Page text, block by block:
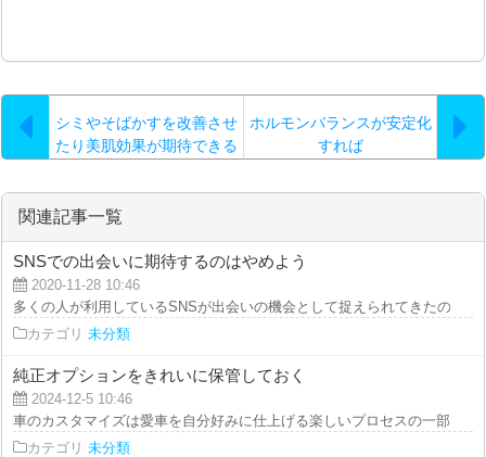
シミやそばかすを改善させ
たり美肌効果が期待できる
ホルモンバランスが安定化
すれば
関連記事一覧
SNSでの出会いに期待するのはやめよう
2020-11-28 10:46
多くの人が利用しているSNSが出会いの機会として捉えられてきたのと同
カテゴリ 未分類
純正オプションをきれいに保管しておく
2024-12-5 10:46
車のカスタマイズは愛車を自分好みに仕上げる楽しいプロセスの一部です
カテゴリ 未分類